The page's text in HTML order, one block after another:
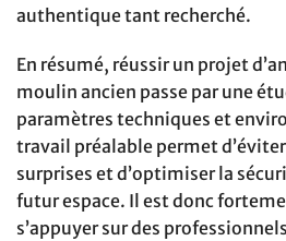
authentique tant recherché.
En résumé, réussir un projet
moulin ancien passe par une
paramètres techniques et
travail préalable permet
surprises et d’optimiser la
futur espace. Il est donc
s’appuyer sur des